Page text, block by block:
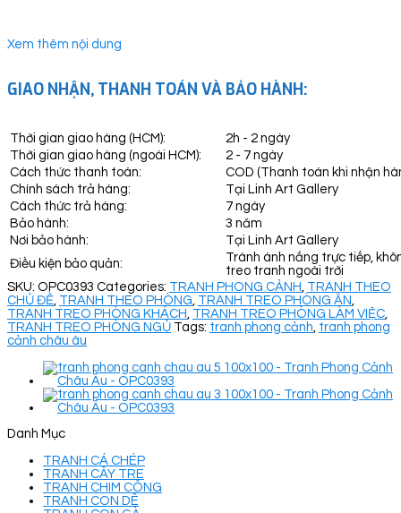
Xem thêm nội dung
GIAO NHẬN, THANH TOÁN VÀ BẢO HÀNH:
Thời gian giao hàng (HCM):
2h - 2 ngày
Thời gian giao hàng (ngoài HCM):
2 - 7 ngày
Cách thức thanh toán:
COD (Thanh toán khi nhận
Chính sách trả hàng:
Tại Linh Art Gallery
Cách thức trả hàng:
7 ngày
Bảo hành:
3 năm
Nơi bảo hành:
Tại Linh Art Gallery
Điều kiện bảo quản:
Tránh ánh nắng trực tiếp,
treo tranh ngoài trời
SKU: OPC0393 Categories: TRANH PHONG CẢNH, TRANH THEO
CHỦ ĐỀ, TRANH THEO PHÒNG, TRANH TREO PHÒNG ĂN,
TRANH TREO PHÒNG KHÁCH, TRANH TREO PHÒNG LÀM VIỆC,
TRANH TREO PHÒNG NGỦ Tags: tranh phong cảnh, tranh phong
cảnh châu âu
Danh Mục
TRANH CÁ CHÉP
TRANH CÂY TRE
TRANH CHIM CÔNG
TRANH CON DÊ